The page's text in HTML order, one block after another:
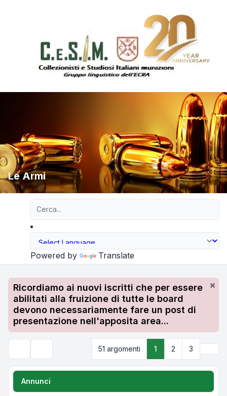
Le Armi
Powered by Translate
Ricordiamo ai nuovi iscritti che per essere
abilitati alla fruizione di tutte le board
devono necessariamente fare un post di
presentazione nell'apposita area...
51 argomenti 1 2 3
Annunci